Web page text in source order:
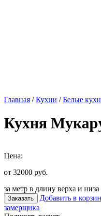
Главная /Кухни /Белые
Кухня
Цена:
от 32000 руб.
за метр в длину верха и низа
Заказать Добавить в
замерщика